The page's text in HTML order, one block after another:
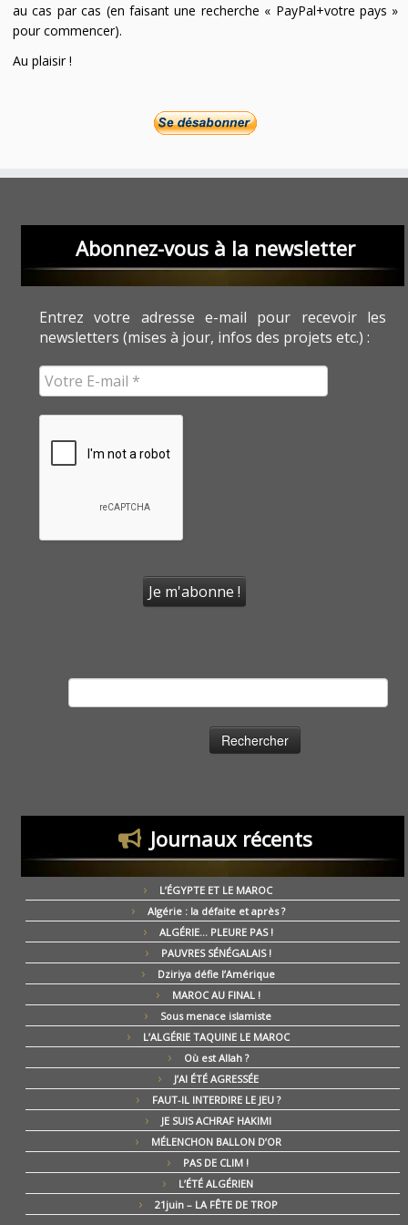
au cas par cas (en faisant une recherche « PayPal+votre pays »
pour commencer).
Au plaisir !
Abonnez-vous à la newsletter
Entrez votre adresse e-mail pour recevoir les
newsletters (mises à jour, infos des projets etc.) :
Journaux récents
L’ÉGYPTE ET LE MAROC
Algérie : la défaite et après ?
ALGÉRIE… PLEURE PAS !
PAUVRES SÉNÉGALAIS !
Dziriya défie l’Amérique
MAROC AU FINAL !
Sous menace islamiste
L’ALGÉRIE TAQUINE LE MAROC
Où est Allah ?
J’AI ÉTÉ AGRESSÉE
FAUT-IL INTERDIRE LE JEU ?
JE SUIS ACHRAF HAKIMI
MÉLENCHON BALLON D’OR
PAS DE CLIM !
L’ÉTÉ ALGÉRIEN
21juin – LA FÊTE DE TROP